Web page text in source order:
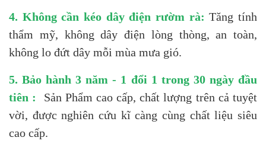
4. Không cần kéo dây điện rườm rà: Tăng tính
thẩm mỹ, không dây điện lòng thòng, an toàn,
không lo đứt dây mỗi mùa mưa gió.
5. Bảo hành 3 năm - 1 đổi 1 trong 30 ngày đầu
tiên :
Sản Phẩm cao cấp, chất lượng trên cả tuyệt
vời, được nghiên cứu kĩ càng cùng chất liệu siêu
cao cấp.